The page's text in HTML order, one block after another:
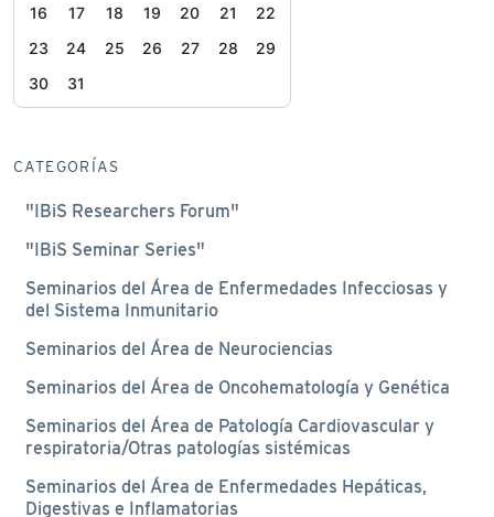
16
17 18 19 20 21
22
23
24 25 26 27 28
29
30
31
CATEGORÍAS
"IBiS Researchers Forum"
"IBiS Seminar Series"
Seminarios del Área de Enfermedades Infecciosas y
del Sistema Inmunitario
Seminarios del Área de Neurociencias
Seminarios del Área de Oncohematología y Genética
Seminarios del Área de Patología Cardiovascular y
respiratoria/Otras patologías sistémicas
Seminarios del Área de Enfermedades Hepáticas,
Digestivas e Inflamatorias